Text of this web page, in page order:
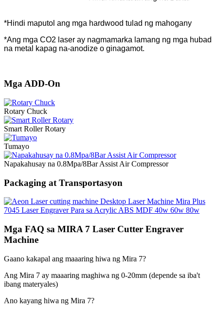
*Hindi maputol ang mga hardwood tulad ng mahogany
*Ang mga CO2 laser ay nagmamarka lamang ng mga hubad
na metal kapag na-anodize o ginagamot.
Mga ADD-On
Rotary Chuck
Smart Roller Rotary
Tumayo
Napakahusay na 0.8Mpa/8Bar Assist Air Compressor
Packaging at Transportasyon
Mga FAQ sa MIRA 7 Laser Cutter Engraver
Machine
Gaano kakapal ang maaaring hiwa ng Mira 7?
Ang Mira 7 ay maaaring maghiwa ng 0-20mm (depende sa iba't
ibang materyales)
Ano kayang hiwa ng Mira 7?